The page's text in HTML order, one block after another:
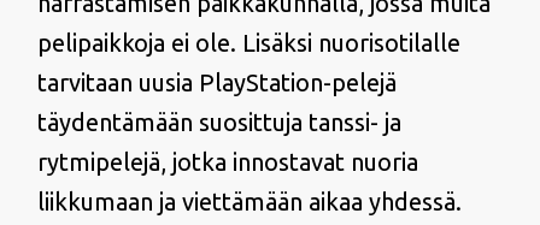
pelipaikkoja ei ole. Lisäksi nuorisotilalle
tarvitaan uusia PlayStation-pelejä
täydentämään suosittuja tanssi- ja
rytmipelejä, jotka innostavat nuoria
liikkumaan ja viettämään aikaa yhdessä.